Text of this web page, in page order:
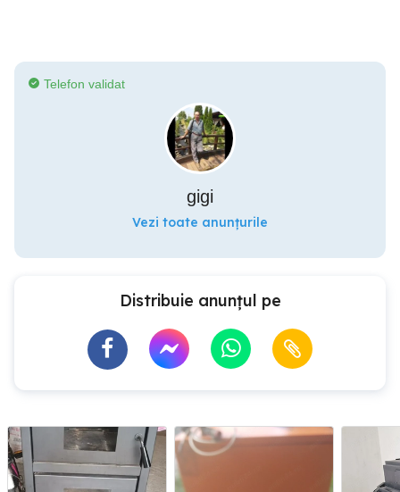
Telefon validat
gigi
Vezi toate anunțurile
Distribuie anunțul pe